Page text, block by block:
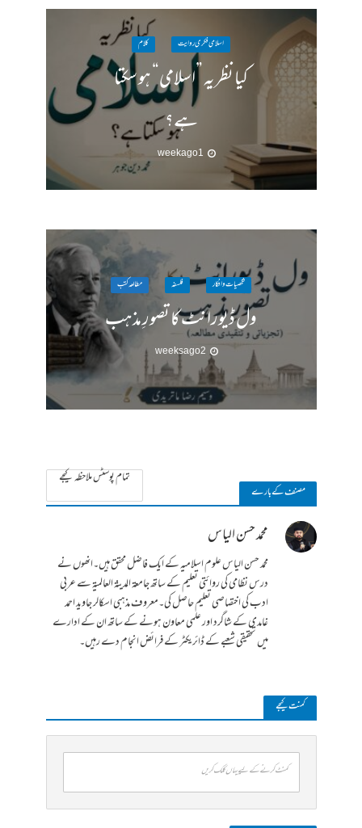
اسلامی فکری روایت کلام
کیا نظریہ ”اسلامی“ ہو سکتا
ہے؟
1 week ago
شخصیات وافکار فلسفہ مطالعہ کتب
ول ڈیورانٹ کا تصورِ مذہب
2 weeks ago
مصنف کے بارے
تمام پوسٹس ملاحظہ کیجے
محمد حسن الیاس
محمد حسن الیاس علوم اسلامیہ کے ایک فاضل محقق ہیں۔انھوں نے
درس نظامی کی روائتی تعلیم کے ساتھ جامعۃ المدینۃ العالمیۃ سے عربی
ادب کی اختصاصی تعلیم حاصل کی۔معروف مذہبی اسکالر جاوید احمد
غامدی کے شاگرد اور علمی معاون ہونے کے ساتھ ان کے ادارے
میں تحقیقی شعبے کے ڈائریکٹر کے فرائض انجام دے رہیں۔
کمنت کیجے
کمنٹ کرنے کے لیے یہاں کلک کریں